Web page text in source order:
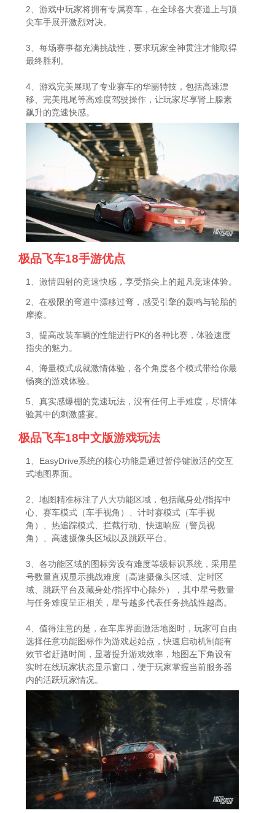
2、游戏中玩家将拥有专属赛车，在全球各大赛道上与顶
尖车手展开激烈对决。
3、每场赛事都充满挑战性，要求玩家全神贯注才能取得
最终胜利。
4、游戏完美展现了专业赛车的华丽特技，包括高速漂
移、完美甩尾等高难度驾驶操作，让玩家尽享肾上腺素
飙升的竞速快感。
极品飞车18手游优点
1、激情四射的竞速快感，享受指尖上的超凡竞速体验。
2、在极限的弯道中漂移过弯，感受引擎的轰鸣与轮胎的
摩擦。
3、提高改装车辆的性能进行PK的各种比赛，体验速度
指尖的魅力。
4、海量模式成就激情体验，各个角度各个模式带给你最
畅爽的游戏体验。
5、真实感爆棚的竞速玩法，没有任何上手难度，尽情体
验其中的刺激盛宴。
极品飞车18中文版游戏玩法
1、EasyDrive系统的核心功能是通过暂停键激活的交互
式地图界面。
2、地图精准标注了八大功能区域，包括藏身处/指挥中
心、赛车模式（车手视角）、计时赛模式（车手视
角）、热追踪模式、拦截行动、快速响应（警员视
角）、高速摄像头区域以及跳跃平台。
3、各功能区域的图标旁设有难度等级标识系统，采用星
号数量直观显示挑战难度（高速摄像头区域、定时区
域、跳跃平台及藏身处/指挥中心除外），其中星号数量
与任务难度呈正相关，星号越多代表任务挑战性越高。
4、值得注意的是，在车库界面激活地图时，玩家可自由
选择任意功能图标作为游戏起始点，快速启动机制能有
效节省赶路时间，显著提升游戏效率，地图左下角设有
实时在线玩家状态显示窗口，便于玩家掌握当前服务器
内的活跃玩家情况。